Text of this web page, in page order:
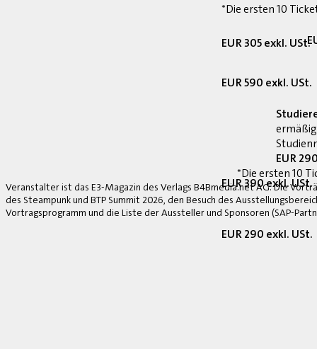
*Die ersten 10
EUR 305 exkl. USt.
EUR 590 exkl. USt.
EUR 390 exkl. USt.
EUR 290 exkl. USt.
EUR
*Die ersten 10
Veranstalter ist das E3-Magazin des Verlags B4Bmedia.net AG. Die
des Steampunk und BTP Summit 2026, den Besuch des
Vortragsprogramm und die Liste der Aussteller und Sponsoren (SAP-